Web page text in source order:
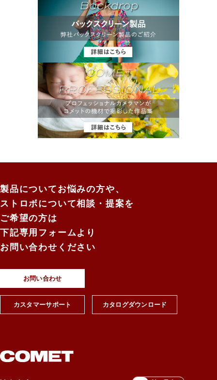
製品についてお悩みの方や、
ストロボについて相談・提案を
ご希望の方は
下記専用フォームより
お問い合わせください
お問い合わせ
カスタマーサポート カタログダウンロード